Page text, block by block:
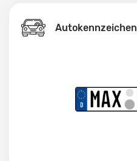
Autokennzeichen